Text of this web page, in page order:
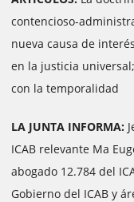
contencioso-
nueva causa de
en la justicia
con la temporalidad
LA JUNTA INFORMA:
ICAB relevante Ma
abogado 12.784 del
Gobierno del ICAB y